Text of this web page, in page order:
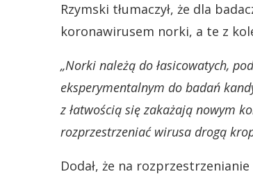
Rzymski tłumaczył, że dla
koronawirusem norki, a te z
„Norki należą do łasicowatych,
eksperymentalnym do badań
z łatwością się zakażają nowym
rozprzestrzeniać wirusa drogą
Dodał, że na